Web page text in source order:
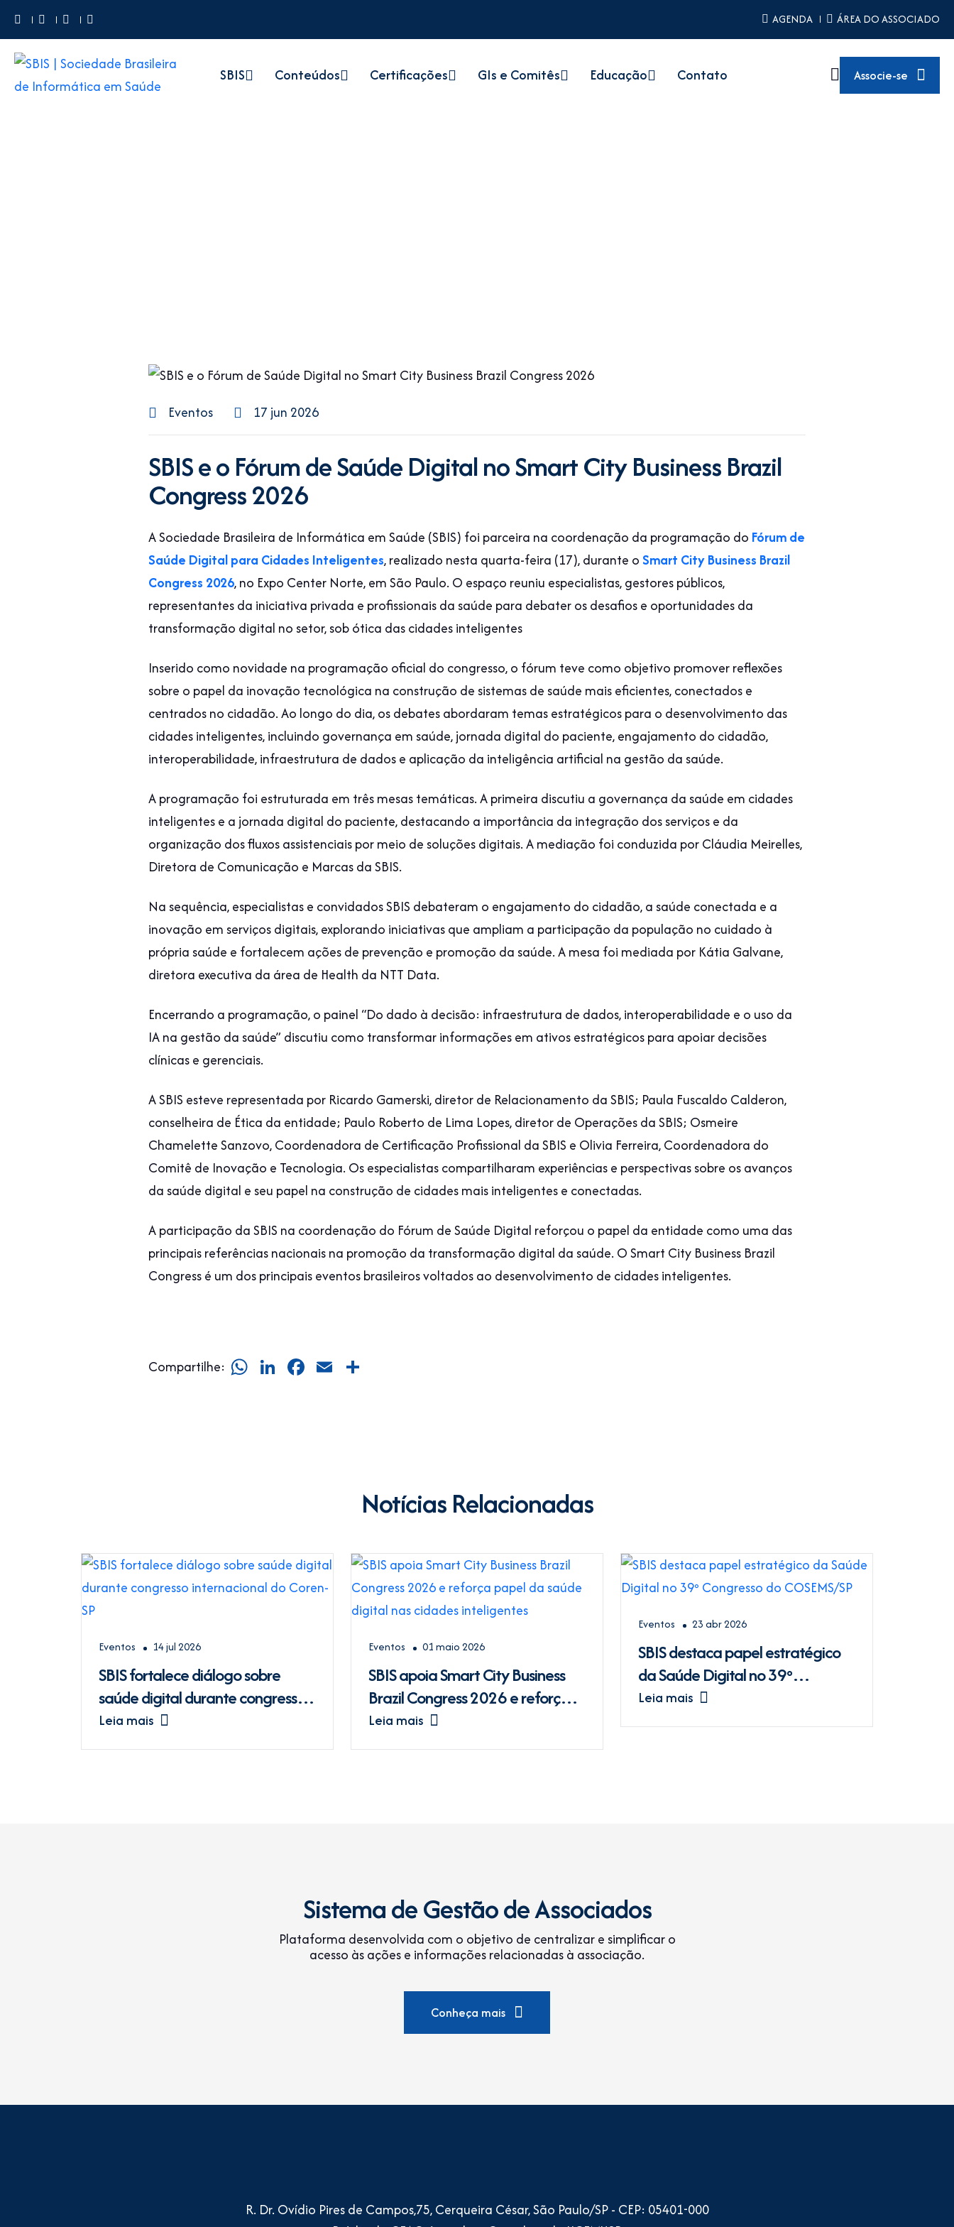
AGENDA ÁREA DO ASSOCIADO
SBIS Conteúdos Certificações GIs e Comitês Educação Contato Associe-se
Eventos 17 jun 2026
SBIS e o Fórum de Saúde Digital no Smart City Business Brazil
Congress 2026
A Sociedade Brasileira de Informática em Saúde (SBIS) foi parceira na coordenação da programação do Fórum de
Saúde Digital para Cidades Inteligentes, realizado nesta quarta-feira (17), durante o Smart City Business Brazil
Congress 2026, no Expo Center Norte, em São Paulo. O espaço reuniu especialistas, gestores públicos,
representantes da iniciativa privada e profissionais da saúde para debater os desafios e oportunidades da
transformação digital no setor, sob ótica das cidades inteligentes
Inserido como novidade na programação oficial do congresso, o fórum teve como objetivo promover reflexões
sobre o papel da inovação tecnológica na construção de sistemas de saúde mais eficientes, conectados e
centrados no cidadão. Ao longo do dia, os debates abordaram temas estratégicos para o desenvolvimento das
cidades inteligentes, incluindo governança em saúde, jornada digital do paciente, engajamento do cidadão,
interoperabilidade, infraestrutura de dados e aplicação da inteligência artificial na gestão da saúde.
A programação foi estruturada em três mesas temáticas. A primeira discutiu a governança da saúde em cidades
inteligentes e a jornada digital do paciente, destacando a importância da integração dos serviços e da
organização dos fluxos assistenciais por meio de soluções digitais. A mediação foi conduzida por Cláudia Meirelles,
Diretora de Comunicação e Marcas da SBIS.
Na sequência, especialistas e convidados SBIS debateram o engajamento do cidadão, a saúde conectada e a
inovação em serviços digitais, explorando iniciativas que ampliam a participação da população no cuidado à
própria saúde e fortalecem ações de prevenção e promoção da saúde. A mesa foi mediada por Kátia Galvane,
diretora executiva da área de Health da NTT Data.
Encerrando a programação, o painel “Do dado à decisão: infraestrutura de dados, interoperabilidade e o uso da
IA na gestão da saúde” discutiu como transformar informações em ativos estratégicos para apoiar decisões
clínicas e gerenciais.
A SBIS esteve representada por Ricardo Gamerski, diretor de Relacionamento da SBIS; Paula Fuscaldo Calderon,
conselheira de Ética da entidade; Paulo Roberto de Lima Lopes, diretor de Operações da SBIS; Osmeire
Chamelette Sanzovo, Coordenadora de Certificação Profissional da SBIS e Olivia Ferreira, Coordenadora do
Comitê de Inovação e Tecnologia. Os especialistas compartilharam experiências e perspectivas sobre os avanços
da saúde digital e seu papel na construção de cidades mais inteligentes e conectadas.
A participação da SBIS na coordenação do Fórum de Saúde Digital reforçou o papel da entidade como uma das
principais referências nacionais na promoção da transformação digital da saúde. O Smart City Business Brazil
Congress é um dos principais eventos brasileiros voltados ao desenvolvimento de cidades inteligentes.
Compartilhe: WhatsApp
LinkedIn
Facebook
Email
Notícias Relacionadas
Eventos 14 jul 2026
SBIS fortalece diálogo sobre
saúde digital durante congresso
internacional do Coren-SP
Leia mais
Eventos 01 maio 2026
SBIS apoia Smart City Business
Brazil Congress 2026 e reforça
papel da saúde digital nas
cidades inteligentes
Leia mais
Eventos 23 abr 2026
SBIS destaca papel estratégico
da Saúde Digital no 39º
Congresso do COSEMS/SP
Leia mais
Sistema de Gestão de Associados
Plataforma desenvolvida com o objetivo de centralizar e simplificar o
acesso às ações e informações relacionadas à associação.
Conheça mais
R. Dr. Ovídio Pires de Campos,75, Cerqueira César, São Paulo/SP - CEP: 05401-000